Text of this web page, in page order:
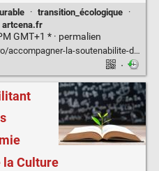
· transition_écologique ·
artcena.fr
GMT+1 * · permalien
la-soutenabilite-des-compagnies
·
Culture